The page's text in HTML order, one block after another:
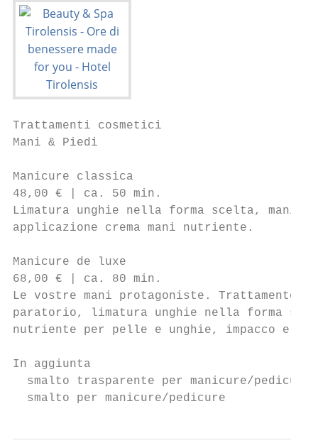
Trattamenti cosmetici
Mani & Piedi
Manicure classica
48,00 € | ca. 50 min.
Limatura unghie nella forma scelta,
applicazione crema mani nutriente.
Manicure de luxe
68,00 € | ca. 80 min.
Le vostre mani protagoniste.
paratorio, limatura unghie nella forma
nutriente per pelle e unghie, impacco e
In aggiunta
smalto trasparente per manicure/pedicure